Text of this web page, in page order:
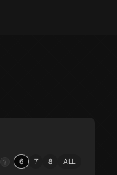
6 7 8 ALL